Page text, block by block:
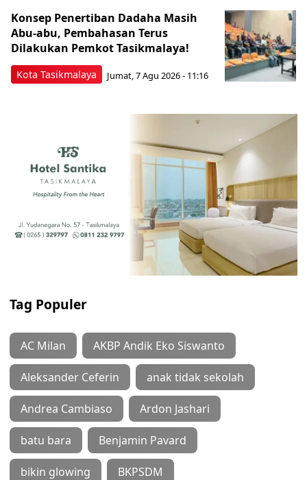
Kota Tasikmalaya
Konsep Penertiban Dadaha Masih
Abu-abu, Pembahasan Terus
Dilakukan Pemkot Tasikmalaya!
Jumat, 7 Agu 2026 - 11:16
Tag Populer
AC Milan AKBP Andik Eko Siswanto
Aleksander Ceferin anak tidak sekolah
Andrea Cambiaso Ardon Jashari
batu bara Benjamin Pavard
bikin glowing BKPSDM